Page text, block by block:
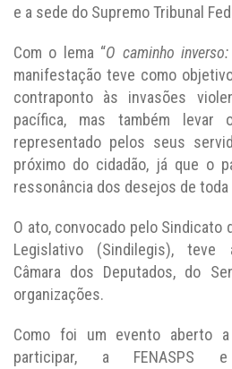
e a sede do Supremo Tribunal
Com o lema “O caminho
manifestação teve como
contraponto às invasões
pacífica, mas também levar
representado pelos seus
próximo do cidadão, já que o
ressonância dos desejos de toda
O ato, convocado pelo Sindicato
Legislativo (Sindilegis), teve
Câmara dos Deputados, do
organizações.
Como foi um evento aberto
participar, a FENASPS